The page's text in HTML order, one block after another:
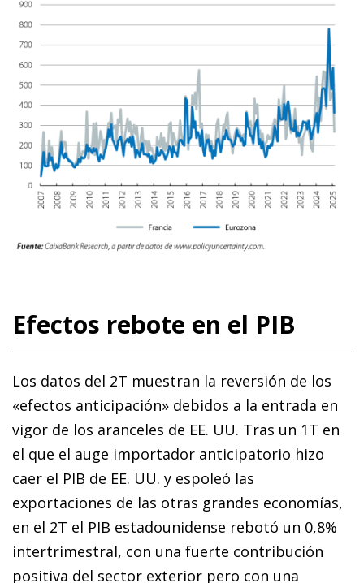
Efectos rebote en el PIB
Los datos del 2T muestran la reversión de los
«efectos anticipación» debidos a la entrada en
vigor de los aranceles de EE. UU. Tras un 1T en
el que el auge importador anticipatorio hizo
caer el PIB de EE. UU. y espoleó las
exportaciones de las otras grandes economías,
en el 2T el PIB estadounidense rebotó un 0,8%
intertrimestral, con una fuerte contribución
positiva del sector exterior pero con una